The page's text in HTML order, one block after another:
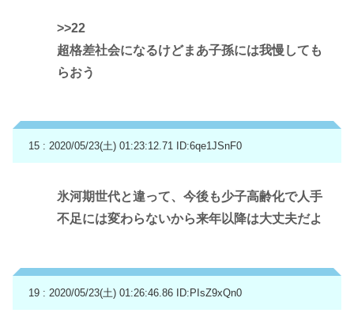
>>22
超格差社会になるけどまあ子孫には我慢しても
らおう
15 : 2020/05/23(土) 01:23:12.71 ID:6qe1JSnF0
氷河期世代と違って、今後も少子高齢化で人手
不足には変わらないから来年以降は大丈夫だよ
19 : 2020/05/23(土) 01:26:46.86 ID:PIsZ9xQn0